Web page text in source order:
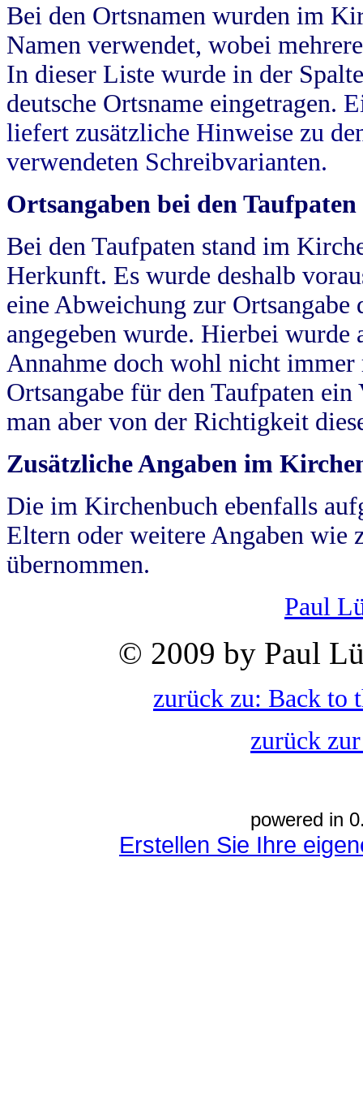
Bei den Ortsnamen wurden im
Namen verwendet, wobei
In dieser Liste wurde in der
deutsche Ortsname eingetragen.
liefert zusätzliche Hinweise zu
verwendeten Schreibvarianten.
Ortsangaben bei den Taufpaten
Bei den Taufpaten stand im
Herkunft. Es wurde deshalb
eine Abweichung zur
angegeben wurde. Hierbei wurde
Annahme doch wohl nicht
Ortsangabe für den Taufpaten
man aber von der Richtigkeit
Zusätzliche Angaben im
Die im Kirchenbuch ebenfalls
Eltern oder weitere Angaben wie
übernommen.
Paul
© 2009 by Paul
zurück zu: Back to
zurück
powered in
Erstellen Sie Ihre